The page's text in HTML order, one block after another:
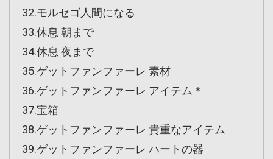
32.モルセゴ人間になる
33.休息 朝まで
34.休息 夜まで
35.ゲットファンファーレ 素材
36.ゲットファンファーレ アイテム＊
37.宝箱
38.ゲットファンファーレ 貴重なアイテム
39.ゲットファンファーレ ハートの器